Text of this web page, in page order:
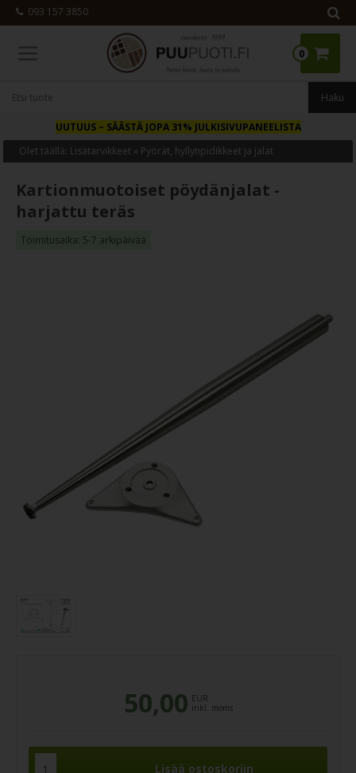
093 157 3850
0
UUTUUS– SÄÄSTÄ JOPA 31% JULKISIVUPANEELISTA
Olet täällä: Lisätarvikkeet » Pyörät, hyllynpidikkeet ja jalat
Kartionmuotoiset pöydänjalat -
harjattu teräs
Toimitusaika: 5-7 arkipäivää
50,00 EUR
inkl. moms